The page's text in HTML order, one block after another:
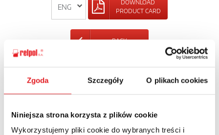
Zgoda Szczegóły O plikach cookies
Niniejsza strona korzysta z plików cookie
Wykorzystujemy pliki cookie do wybranych treści i
DOWNLOAD
PRODUCT CARD
BACK
Name: *